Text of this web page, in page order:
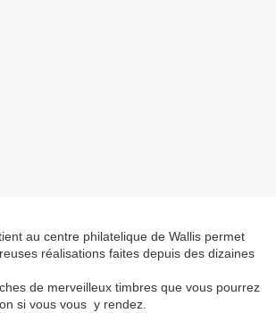
au centre philatelique de Wallis permet
réalisations faites depuis des dizaines
de merveilleux timbres que vous pourrez
si vous vous y rendez.